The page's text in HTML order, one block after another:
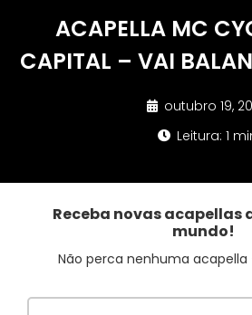
ACAPELLA MC
CAPITAL – VAI
outubro 19,
Leitura: 1
Receba novas acapellas
mundo!
Não perca nenhuma